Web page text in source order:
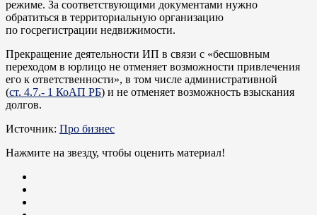
режиме. За соответствующими документами нужно
обратиться в территориальную организацию
по госрегистрации недвижимости.
Прекращение деятельности ИП в связи с «бесшовным
переходом в юрлицо не отменяет возможности привлечения
его к ответственности», в том числе административной
(ст. 4.7.- 1 КоАП РБ) и не отменяет возможность взыскания
долгов.
Источник: Про бизнес
Нажмите на звезду, чтобы оценить материал!